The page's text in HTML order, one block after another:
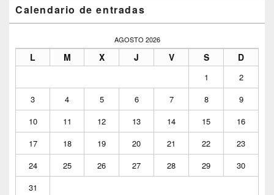
Calendario de entradas
AGOSTO 2026
L M X J V S D
1
2
3
4 5 6 7 8
9
10
11 12 13 14 15
16
17
18 19 20 21 22
23
24
25 26 27 28 29
30
31